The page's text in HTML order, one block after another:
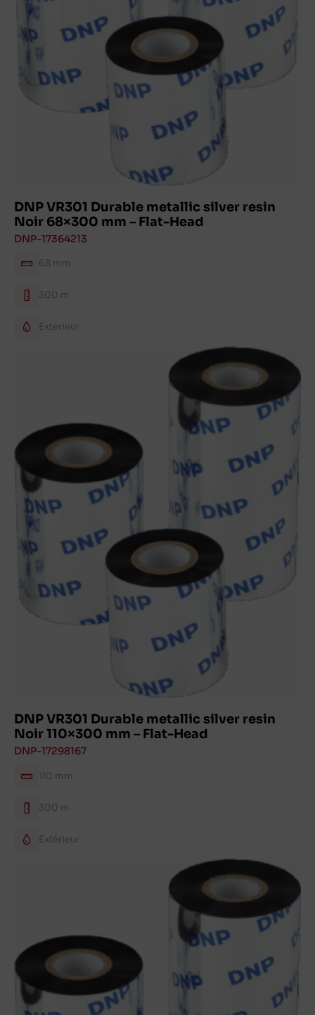
DNP VR301 Durable metallic silver resin
Noir 68×300 mm – Flat-Head
DNP-17364213
68 mm
300 m
Extérieur
DNP VR301 Durable metallic silver resin
Noir 110×300 mm – Flat-Head
DNP-17298167
110 mm
300 m
Extérieur